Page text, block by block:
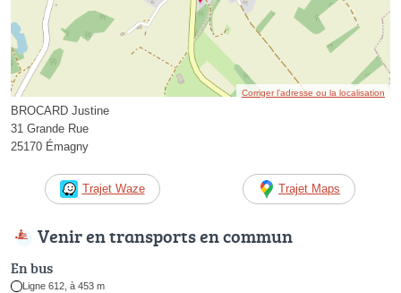
Corriger l’adresse ou la localisation
BROCARD Justine
31 Grande Rue
25170 Émagny
Trajet Waze Trajet Maps
Venir en transports en commun
En bus
Ligne 612, à 453 m